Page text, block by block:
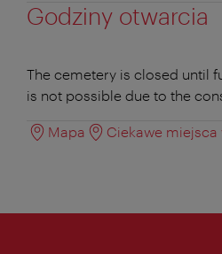
Godziny otwarcia
The cemetery is closed until
is not possible due to the
Mapa Ciekawe